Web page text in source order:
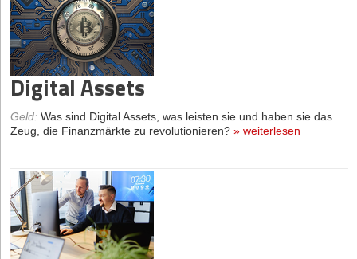
Digital Assets
Geld: Was sind Digital Assets, was leisten sie und haben sie das
Zeug, die Finanzmärkte zu revolutionieren? » weiterlesen